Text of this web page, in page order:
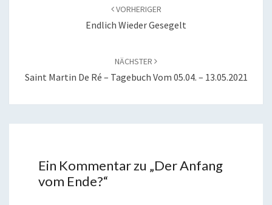
VORHERIGER
Endlich Wieder Gesegelt
NÄCHSTER
Saint Martin De Ré – Tagebuch Vom 05.04. – 13.05.2021
Ein Kommentar zu „Der Anfang
vom Ende?“